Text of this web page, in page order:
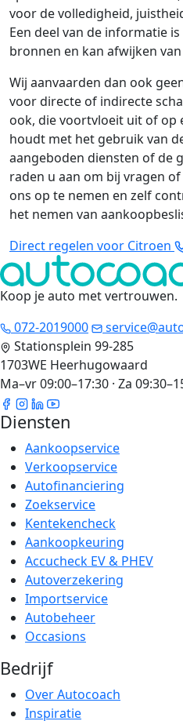
voor de volledigheid,
Een deel van de informatie
bronnen en kan afwijken
Wij aanvaarden dan ook
voor directe of indirecte
ook, die voortvloeit uit of op
houdt met het gebruik van
aangeboden diensten of de
raden u aan om bij vragen
ons op te nemen en zelf
het nemen van
Direct regelen voor Citroen
Koop je auto met vertrouwen.
072-2019000
Stationsplein 99-285
1703WE Heerhugowaard
Ma–vr 09:00–17:30 · Za
Diensten
Aankoopservice
Verkoopservice
Autofinanciering
Zoekservice
Kentekencheck
Aankoopkeuring
Accucheck EV & PHEV
Autoverzekering
Importservice
Autobeheer
Occasions
Bedrijf
Over Autocoach
Inspiratie